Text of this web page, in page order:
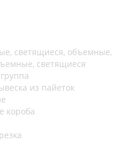
светящиеся, объемные,
светящиеся
из пайеток
короба